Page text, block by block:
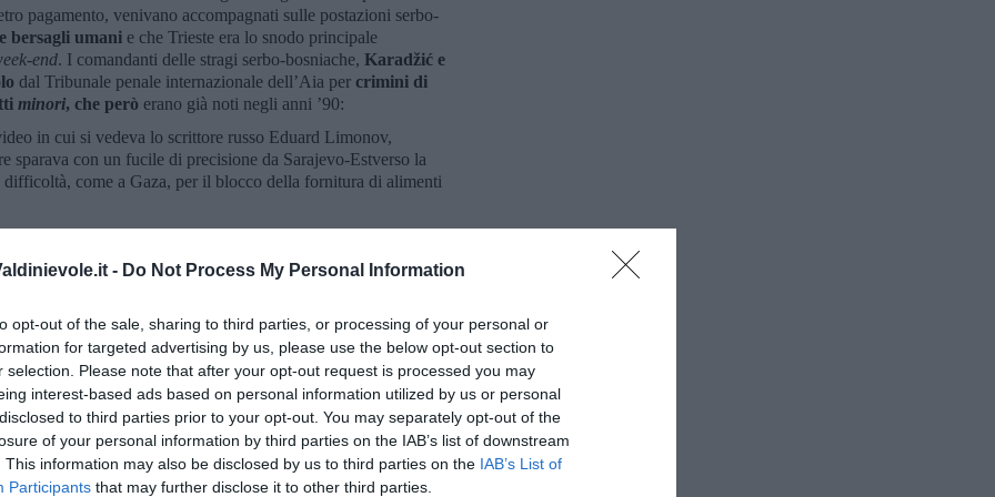
- Do Not Process My Personal Information
opt-out of the sale, sharing to third parties, or processing of your personal or
for targeted advertising by us, please use the below opt-out section to
selection. Please note that after your opt-out request is processed you may
interest-based ads based on personal information utilized by us or personal
to third parties prior to your opt-out. You may separately opt-out of the
of your personal information by third parties on the IAB’s list of downstream
This information may also be disclosed by us to third parties on the IAB’s List of
Participants that may further disclose it to other third parties.
pagamento, venivano accompagnati sulle postazioni serbo-
bersagli umani e che Trieste era lo snodo principale
end. I comandanti delle stragi serbo-bosniache, Karadžić e
dal Tribunale penale internazionale dell’Aia per crimini di
minori, che però erano già noti negli anni ’90:
in cui si vedeva lo scrittore russo Eduard Limonov,
sparava con un fucile di precisione da Sarajevo-Estverso la
difficoltà, come a Gaza, per il blocco della fornitura di alimenti
del
parlato alTribunale permanente dei popoli
, un tribunale di
umani;
che si era recato nell’ex-Jugoslavia per fini umanitari, fu
e così rispose: Avevo assistito in più di un’occasione alla
del posto, per il modo in cui erano vestite, per le armi che
cioè guidate dai locali. Ho visto questo a Sarajevo in
di questi “turisti tiratori” sparare. Li ho visti spostarsi,
note. Non li ho mai visti sparare effettivamente. Ma era
da uomini che conoscevano il terreno ne era del tutto
portava mi portavano a credere che si trattasse di “turisti
la prima volta a Beirut, dove avevamo osservato lo stesso